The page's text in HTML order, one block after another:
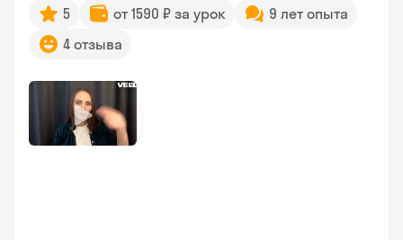
5 от 1590 ₽ за урок
9 лет опыта
4 отзыва